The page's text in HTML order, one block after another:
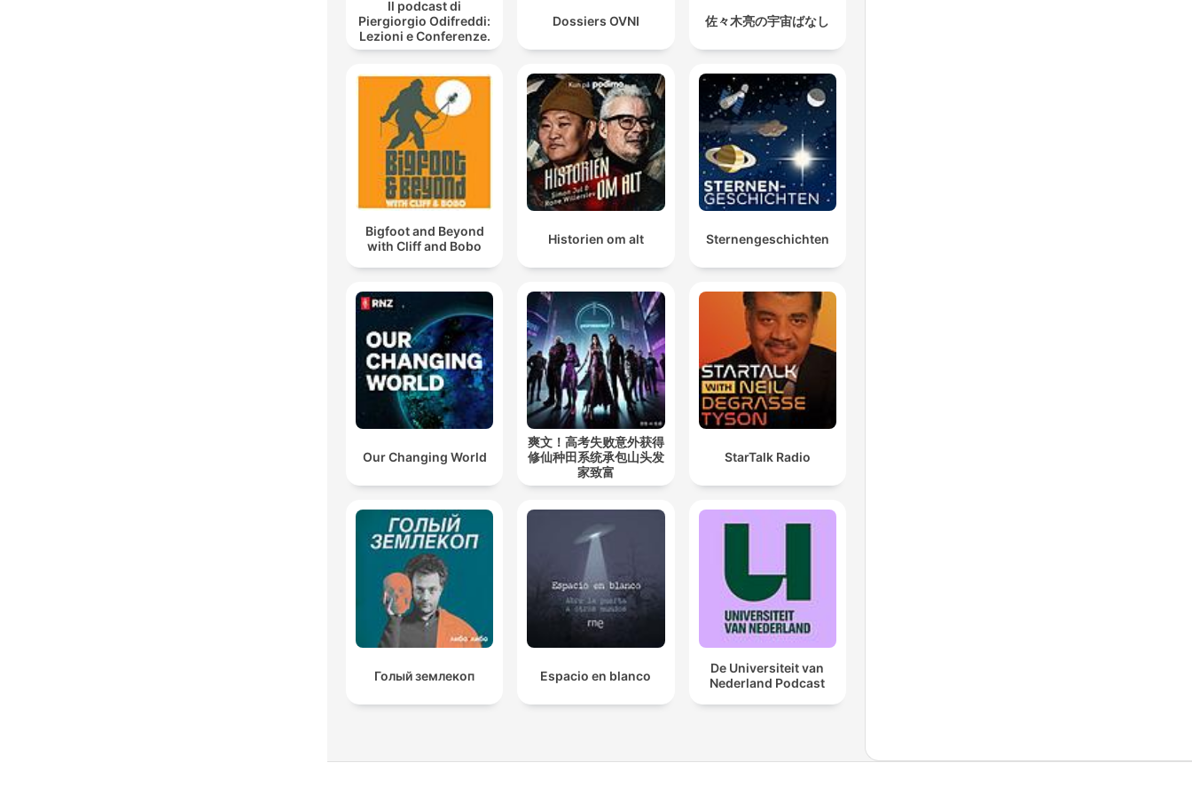
Il podcast di
Piergiorgio Odifreddi:
Lezioni e Conferenze.
Dossiers OVNI 佐々木亮の宇宙ばなし
Bigfoot and Beyond
with Cliff and Bobo
Historien om alt Sternengeschichten
Our Changing World
爽文！高考失败意外获得
修仙种田系统承包山头发
家致富
StarTalk Radio
Голый землекоп Espacio en blanco
De Universiteit van
Nederland Podcast